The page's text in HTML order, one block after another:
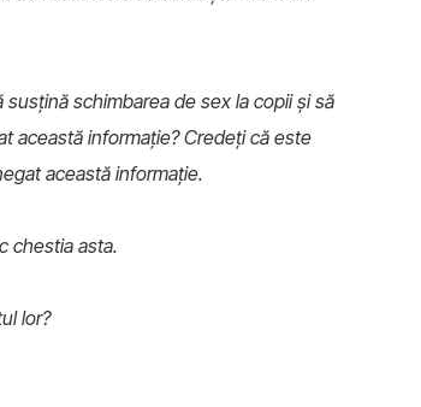
susțină schimbarea de sex la copii și să
această informație? Credeți că este
această informație.
chestia asta.
lor?